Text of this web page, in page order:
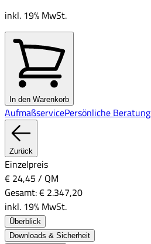
inkl. 19% MwSt.
In den Warenkorb
AufmaßservicePersönliche Beratung
Zurück
Einzelpreis
€ 24,45 / QM
Gesamt:€ 2.347,20
inkl. 19% MwSt.
Überblick
Downloads & Sicherheit